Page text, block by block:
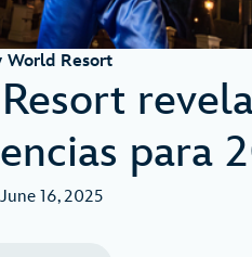
World Resort
para
16, 2025